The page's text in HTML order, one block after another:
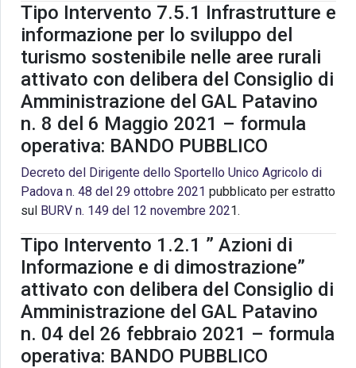
Tipo Intervento 7.5.1 Infrastrutture e
informazione per lo sviluppo del
turismo sostenibile nelle aree rurali
attivato con delibera del Consiglio di
Amministrazione del GAL Patavino
n. 8 del 6 Maggio 2021 – formula
operativa: BANDO PUBBLICO
Decreto del Dirigente dello Sportello Unico Agricolo di
Padova n. 48 del 29 ottobre 2021 pubblicato per estratto
sul BURV n. 149 del 12 novembre 2021.
Tipo Intervento 1.2.1 ” Azioni di
Informazione e di dimostrazione”
attivato con delibera del Consiglio di
Amministrazione del GAL Patavino
n. 04 del 26 febbraio 2021 – formula
operativa: BANDO PUBBLICO